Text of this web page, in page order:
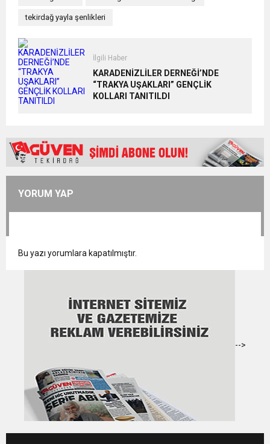
tekirdağ yayla şenlikleri
İlgili Haber
KARADENİZLİLER DERNEĞİ’NDE
“TRAKYA UŞAKLARI” GENÇLİK
KOLLARI TANITILDI
YORUM YAP
Bu yazı yorumlara kapatılmıştır.
-->